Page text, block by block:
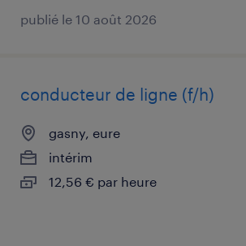
publié le 10 août 2026
conducteur de ligne (f/h)
gasny, eure
intérim
12,56 € par heure